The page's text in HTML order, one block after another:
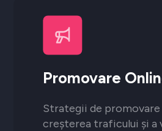
Promovare
Strategii de
creșterea traficului și a